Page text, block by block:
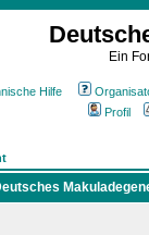
Ein
Hilfe
Profil